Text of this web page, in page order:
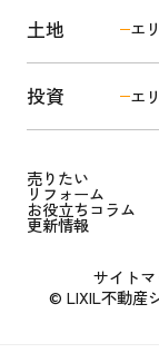
土地 エ
投資 エ
売りたい
リフォーム
お役立ちコラム
更新情報
サイト
© LIXIL不動産